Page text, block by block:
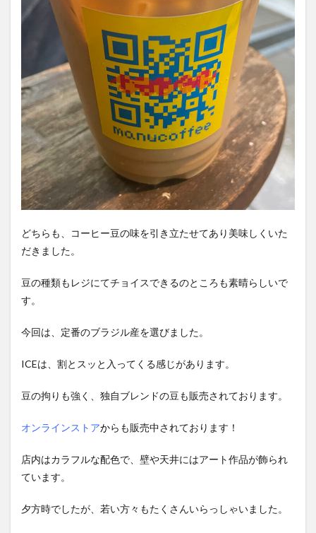
どちらも、コーヒー豆の味を引き立たせてあり美味しくいた
だきました。
豆の種類もレジにてチョイスできるのところも素晴らしいで
す。
今回は、定番のブラジル産を選びました。
ICEは、割とスッと入ってくる感じがあります。
豆の拘りも強く、独自ブレンドの豆も販売されております。
オンラインストアからも販売中されております！
店内はカラフルな配色で、壁や天井にはアート作品が飾られ
ています。
夕方時でしたが、若い方々もたくさんいらっしゃいました。